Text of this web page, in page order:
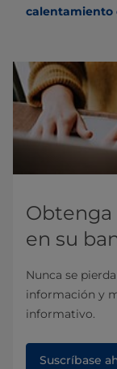
calentamiento
Obtenga
en su
Nunca se
información y
informativo.
Suscríbase